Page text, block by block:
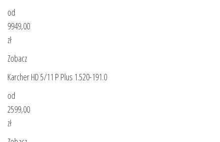
od
9949,00
zł
Zobacz
Karcher HD 5/11 P Plus 1.520-191.0
od
2599,00
zł